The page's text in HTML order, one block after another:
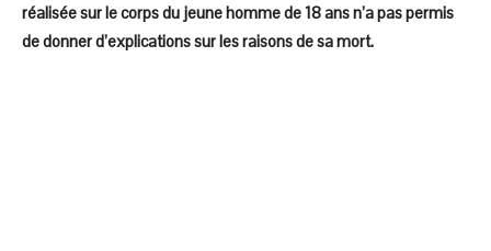
réalisée sur le corps du jeune homme de 18 ans n’a pas permis
de donner d’explications sur les raisons de sa mort.